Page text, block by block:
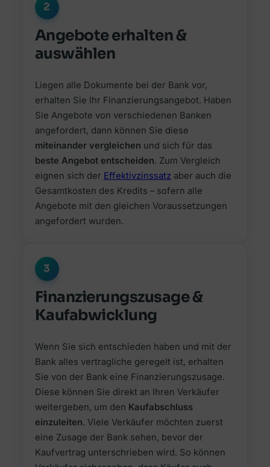
2
Angebote erhalten &
auswählen
Liegen alle Dokumente bei der Bank vor,
erhalten Sie Ihr Finanzierungsangebot. Haben
Sie Angebote von verschiedenen Banken
angefordert, dann können Sie diese
miteinander vergleichen und sich für das
beste Angebot entscheiden. Zum Vergleich
eignen sich der Effektivzinssatz aber auch die
Gesamtkosten des Kredits – sofern alle
Angebote mit den gleichen Voraussetzungen
angefordert wurden.
3
Finanzierungszusage &
Kaufabwicklung
Wenn Sie sich entschieden haben und mit der
Bank alles vertragliche geregelt ist, erhalten
Sie von der Bank eine Finanzierungszusage.
Diese können Sie direkt an Ihren Verkäufer
weitergeben, um den Kaufabschluss
einzuleiten. Viele Verkäufer möchten zuerst
eine Zusage der Bank sehen, bevor der
Kaufvertrag unterschrieben wird. So können